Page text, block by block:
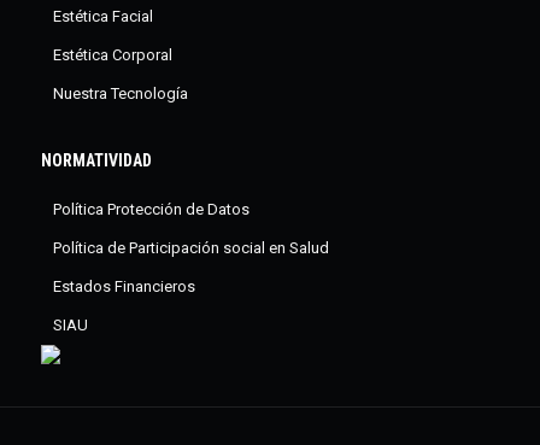
Estética Facial
Estética Corporal
Nuestra Tecnología
NORMATIVIDAD
Política Protección de Datos
Política de Participación social en Salud
Estados Financieros
SIAU